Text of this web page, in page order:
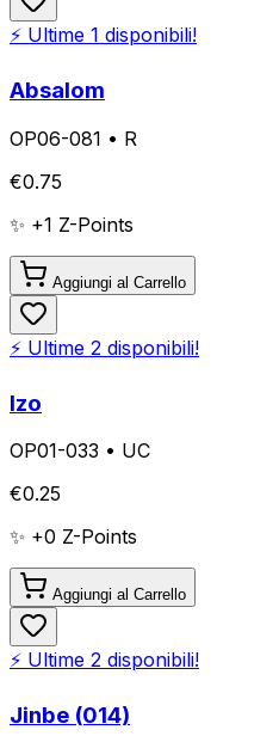
⚡ Ultime 1 disponibili!
Absalom
OP06-081 • R
€0.75
✨ +1 Z-Points
Aggiungi al Carrello
⚡ Ultime 2 disponibili!
Izo
OP01-033 • UC
€0.25
✨ +0 Z-Points
Aggiungi al Carrello
⚡ Ultime 2 disponibili!
Jinbe (014)